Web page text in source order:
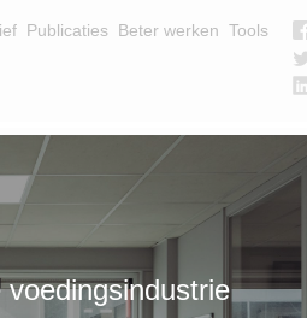
Publicaties Beter werken Tools
OPLEIDING